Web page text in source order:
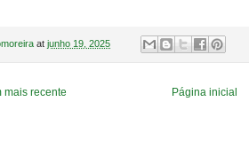
at junho 19, 2025
mais recente Página inicial